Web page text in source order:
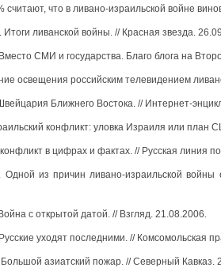
что в ливано-израильской войне
Итоги ливанской войны. // Красная звезда.
СМИ и государства. Благо блога на
освещения российским телевидением
Ближнего Востока. // Интернет-
конфликт: уловка Израиля или план
в цифрах и фактах. // Русская линия
из причин ливано-израильской войны
с открытой датой. // Взгляд. 21.08.2006.
уходят последними. // Комсомольская
азиатский пожар. // Северный Кавказ.